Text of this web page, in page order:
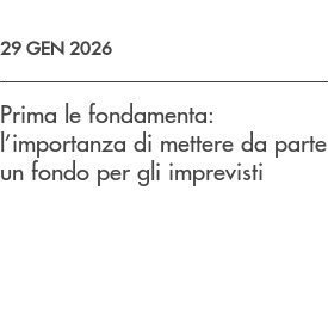
29 GEN 2026
Prima le fondamenta:
l’importanza di mettere da parte
un fondo per gli imprevisti